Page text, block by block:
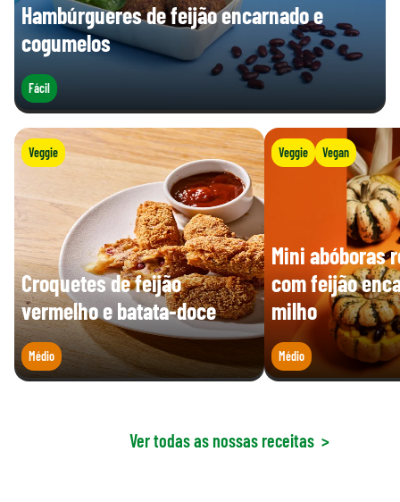
Hambúrgueres de feijão encarnado e
cogumelos
Fácil
Veggie
Croquetes de feijão
vermelho e batata-doce
Médio
Veggie Vegan
Mini abóboras
com feijão
milho
Médio
Ver todas as nossas receitas >